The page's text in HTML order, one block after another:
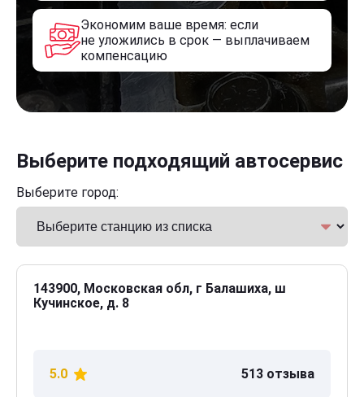
Экономим ваше время: если
не уложились в срок — выплачиваем
компенсацию
Выберите подходящий автосервис
Выберите город:
143900, Московская обл, г Балашиха, ш
Кучинское, д. 8
5.0 513 отзыва